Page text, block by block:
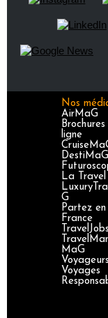
Nos
AirMaG
Brochures
ligne
DestiMaG
La Travel
G
Partez en
France
TravelJobs
MaG
Voyages